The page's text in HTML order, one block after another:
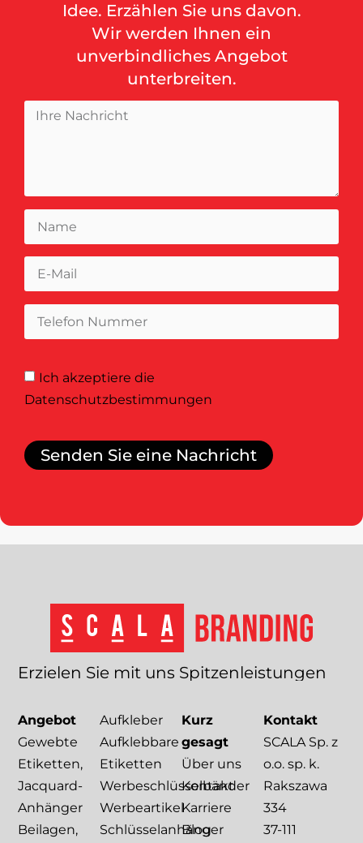
Idee. Erzählen Sie uns davon.
Wir werden Ihnen ein
unverbindliches Angebot
unterbreiten.
Ich akzeptieredie
Datenschutzbestimmungen
Senden Sie eine Nachricht
Angebot
Gewebte
Etiketten,
Jacquard-
Anhänger
Beilagen,
Aufkleber
Aufklebbare
Etiketten
Werbeschlüsselbänder
Werbeartikel
Schlüsselanhänger
Kurz
gesagt
Über uns
Kontakt
Karriere
Blog
Kontakt
SCALA Sp. z
o.o. sp. k.
Rakszawa
334
37-111
Erzielen Sie mit uns Spitzenleistungen